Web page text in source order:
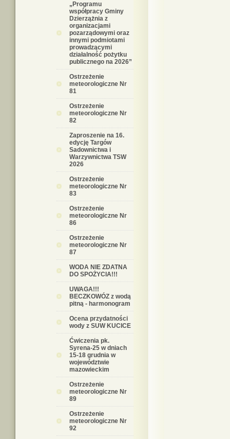
„Programu
współpracy Gminy
Dzierzążnia z
organizacjami
pozarządowymi oraz
innymi podmiotami
prowadzącymi
działalność pożytku
publicznego na 2026”
Ostrzeżenie
meteorologiczne Nr
81
Ostrzeżenie
meteorologiczne Nr
82
Zaproszenie na 16.
edycję Targów
Sadownictwa i
Warzywnictwa TSW
2026
Ostrzeżenie
meteorologiczne Nr
83
Ostrzeżenie
meteorologiczne Nr
86
Ostrzeżenie
meteorologiczne Nr
87
WODA NIE ZDATNA
DO SPOŻYCIA!!!
UWAGA!!!
BECZKOWÓZ z wodą
pitną - harmonogram
Ocena przydatności
wody z SUW KUCICE
Ćwiczenia pk.
Syrena-25 w dniach
15-18 grudnia w
województwie
mazowieckim
Ostrzeżenie
meteorologiczne Nr
89
Ostrzeżenie
meteorologiczne Nr
92